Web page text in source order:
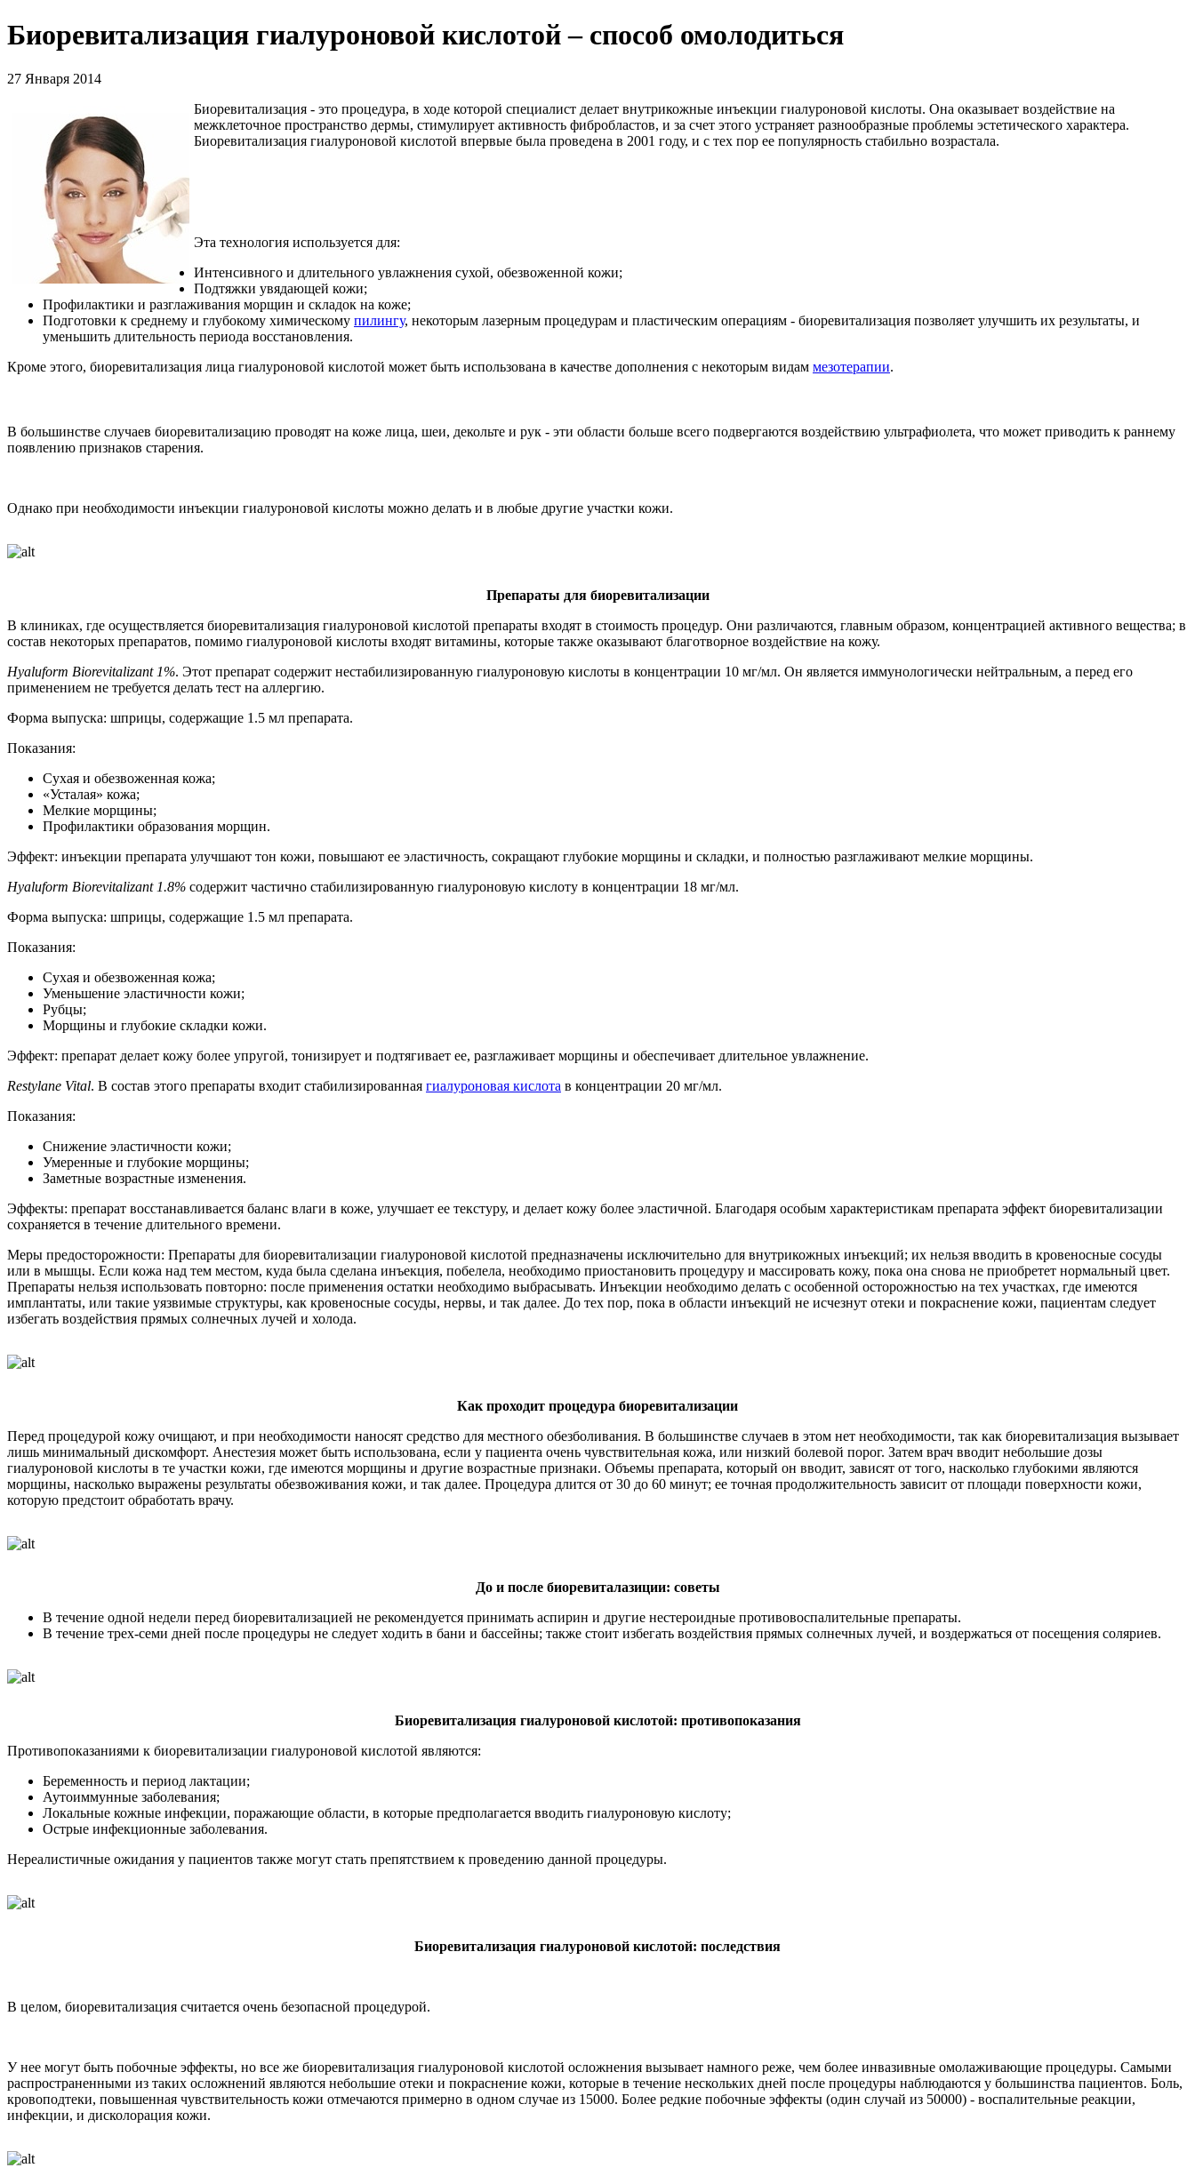
Биоревитализация гиалуроновой кислотой – способ омолодиться
27 Января 2014
Биоревитализация - это процедура, в ходе которой специалист делает внутрикожные инъекции гиалуроновой кислоты. Она оказывает воздействие на
межклеточное пространство дермы, стимулирует активность фибробластов, и за счет этого устраняет разнообразные проблемы эстетического характера.
Биоревитализация гиалуроновой кислотой впервые была проведена в 2001 году, и с тех пор ее популярность стабильно возрастала.
Эта технология используется для:
Интенсивного и длительного увлажнения сухой, обезвоженной кожи;
Подтяжки увядающей кожи;
Профилактики и разглаживания морщин и складок на коже;
Подготовки к среднему и глубокому химическому пилингу, некоторым лазерным процедурам и пластическим операциям - биоревитализация позволяет улучшить их результаты, и
уменьшить длительность периода восстановления.
Кроме этого, биоревитализация лица гиалуроновой кислотой может быть использована в качестве дополнения с некоторым видам мезотерапии.
В большинстве случаев биоревитализацию проводят на коже лица, шеи, декольте и рук - эти области больше всего подвергаются воздействию ультрафиолета, что может приводить к раннему
появлению признаков старения.
Однако при необходимости инъекции гиалуроновой кислоты можно делать и в любые другие участки кожи.
Препараты для биоревитализации
В клиниках, где осуществляется биоревитализация гиалуроновой кислотой препараты входят в стоимость процедур. Они различаются, главным образом, концентрацией активного вещества; в
состав некоторых препаратов, помимо гиалуроновой кислоты входят витамины, которые также оказывают благотворное воздействие на кожу.
Hyaluform Biorevitalizant 1%. Этот препарат содержит нестабилизированную гиалуроновую кислоты в концентрации 10 мг/мл. Он является иммунологически нейтральным, а перед его
применением не требуется делать тест на аллергию.
Форма выпуска: шприцы, содержащие 1.5 мл препарата.
Показания:
Сухая и обезвоженная кожа;
«Усталая» кожа;
Мелкие морщины;
Профилактики образования морщин.
Эффект: инъекции препарата улучшают тон кожи, повышают ее эластичность, сокращают глубокие морщины и складки, и полностью разглаживают мелкие морщины.
Hyaluform Biorevitalizant 1.8% содержит частично стабилизированную гиалуроновую кислоту в концентрации 18 мг/мл.
Форма выпуска: шприцы, содержащие 1.5 мл препарата.
Показания:
Сухая и обезвоженная кожа;
Уменьшение эластичности кожи;
Рубцы;
Морщины и глубокие складки кожи.
Эффект: препарат делает кожу более упругой, тонизирует и подтягивает ее, разглаживает морщины и обеспечивает длительное увлажнение.
Restylane Vital. В состав этого препараты входит стабилизированная гиалуроновая кислота в концентрации 20 мг/мл.
Показания:
Снижение эластичности кожи;
Умеренные и глубокие морщины;
Заметные возрастные изменения.
Эффекты: препарат восстанавливается баланс влаги в коже, улучшает ее текстуру, и делает кожу более эластичной. Благодаря особым характеристикам препарата эффект биоревитализации
сохраняется в течение длительного времени.
Меры предосторожности: Препараты для биоревитализации гиалуроновой кислотой предназначены исключительно для внутрикожных инъекций; их нельзя вводить в кровеносные сосуды
или в мышцы. Если кожа над тем местом, куда была сделана инъекция, побелела, необходимо приостановить процедуру и массировать кожу, пока она снова не приобретет нормальный цвет.
Препараты нельзя использовать повторно: после применения остатки необходимо выбрасывать. Инъекции необходимо делать с особенной осторожностью на тех участках, где имеются
имплантаты, или такие уязвимые структуры, как кровеносные сосуды, нервы, и так далее. До тех пор, пока в области инъекций не исчезнут отеки и покраснение кожи, пациентам следует
избегать воздействия прямых солнечных лучей и холода.
Как проходит процедура биоревитализации
Перед процедурой кожу очищают, и при необходимости наносят средство для местного обезболивания. В большинстве случаев в этом нет необходимости, так как биоревитализация вызывает
лишь минимальный дискомфорт. Анестезия может быть использована, если у пациента очень чувствительная кожа, или низкий болевой порог. Затем врач вводит небольшие дозы
гиалуроновой кислоты в те участки кожи, где имеются морщины и другие возрастные признаки. Объемы препарата, который он вводит, зависят от того, насколько глубокими являются
морщины, насколько выражены результаты обезвоживания кожи, и так далее. Процедура длится от 30 до 60 минут; ее точная продолжительность зависит от площади поверхности кожи,
которую предстоит обработать врачу.
До и после биоревиталазиции: советы
В течение одной недели перед биоревитализацией не рекомендуется принимать аспирин и другие нестероидные противовоспалительные препараты.
В течение трех-семи дней после процедуры не следует ходить в бани и бассейны; также стоит избегать воздействия прямых солнечных лучей, и воздержаться от посещения соляриев.
Биоревитализация гиалуроновой кислотой: противопоказания
Противопоказаниями к биоревитализации гиалуроновой кислотой являются:
Беременность и период лактации;
Аутоиммунные заболевания;
Локальные кожные инфекции, поражающие области, в которые предполагается вводить гиалуроновую кислоту;
Острые инфекционные заболевания.
Нереалистичные ожидания у пациентов также могут стать препятствием к проведению данной процедуры.
Биоревитализация гиалуроновой кислотой: последствия
В целом, биоревитализация считается очень безопасной процедурой.
У нее могут быть побочные эффекты, но все же биоревитализация гиалуроновой кислотой осложнения вызывает намного реже, чем более инвазивные омолаживающие процедуры. Самыми
распространенными из таких осложнений являются небольшие отеки и покраснение кожи, которые в течение нескольких дней после процедуры наблюдаются у большинства пациентов. Боль,
кровоподтеки, повышенная чувствительность кожи отмечаются примерно в одном случае из 15000. Более редкие побочные эффекты (один случай из 50000) - воспалительные реакции,
инфекции, и дисколорация кожи.